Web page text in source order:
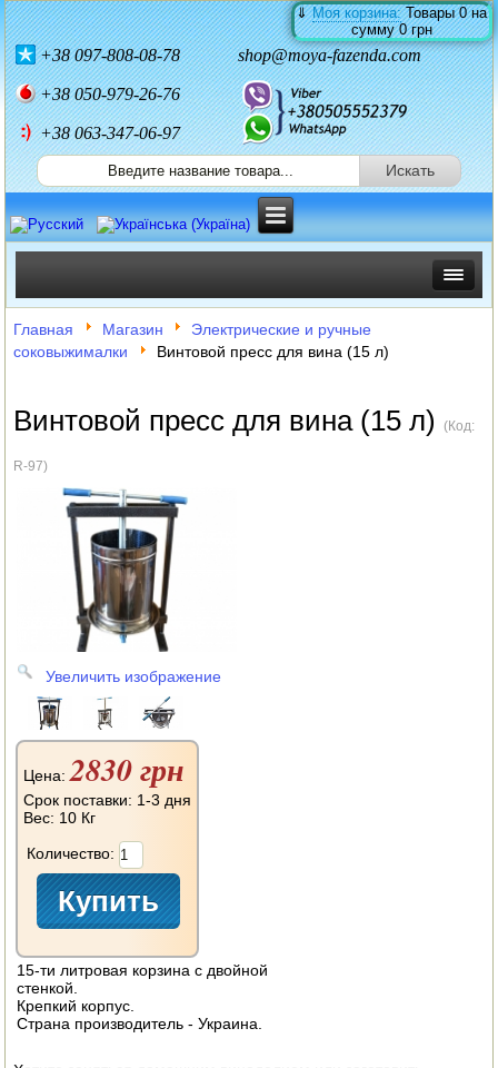
⇓Моя корзина:Товары0на
сумму0 грн
+38097-808-08-78 shop@moya-fazenda.com
+38050-979-26-76
+38 063-347-06-97
ИНКУБАТОРЫ
КОРМОРЕЗКИ
СОЛОМОРЕЗКИ
АВТОКЛАВЫ
ДЛЯ ОГОРОДА
НАВЕСНОЕ ДЛЯ МОТОБЛОКОВ
СЕПАРАТОРЫ И МАСЛОБОЙКИ
СЫРОВАРНИ
ШИНКОВКИ
ДЛЯ ДОМА И САДА
ДРОВОКОЛЫ
ГАЗОВЫЕ БАЛЛОНЫ
НАСТОЛЬНЫЕ ПЛИТЫ
ЭЛЕКТРО И БЕНЗО ИНСТРУМЕНТ
Главная Магазин
Электрические и ручные
соковыжималки
Винтовой пресс для вина (15 л)
Винтовой пресс для вина (15 л)(Код:
R-97)
Увеличить изображение
Цена:2830 грн
Срок поставки: 1-3 дня
Вес: 10 Кг
Количество:
15-ти литровая корзина с двойной
стенкой.
Крепкий корпус.
Страна производитель - Украина.